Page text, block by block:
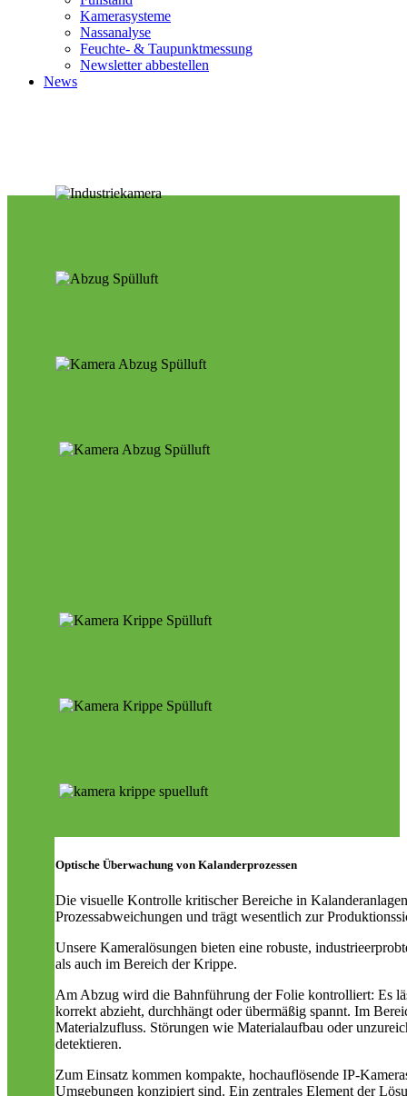
Kamerasysteme
Nassanalyse
Feuchte- & Taupunktmessung
Newsletter abbestellen
News
Optische Überwachung von Kalanderprozessen
Die visuelle Kontrolle kritischer Bereiche in
Prozessabweichungen und trägt wesentlich zur
Unsere Kameralösungen bieten eine robuste,
als auch im Bereich der Krippe.
Am Abzug wird die Bahnführung der Folie kontrolliert: Es
korrekt abzieht, durchhängt oder übermäßig spannt. Im
Materialzufluss. Störungen wie Materialaufbau oder
detektieren.
Zum Einsatz kommen kompakte, hochauflösende IP-
Umgebungen konzipiert sind. Ein zentrales Element der